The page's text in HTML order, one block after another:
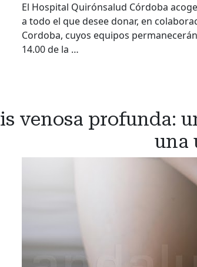
El Hospital Quirónsalud Córdoba
a todo el que desee donar, en
Cordoba, cuyos equipos
14.00 de la …
venosa profunda:
una